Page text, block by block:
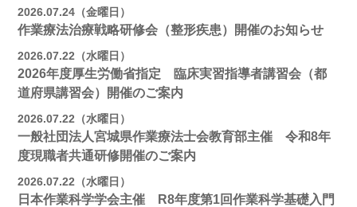
2026.07.24（金曜日）
作業療法治療戦略研修会（整形疾患）開催のお知らせ
2026.07.22（水曜日）
2026年度厚生労働省指定 臨床実習指導者講習会（都
道府県講習会）開催のご案内
2026.07.22（水曜日）
一般社団法人宮城県作業療法士会教育部主催 令和8年
度現職者共通研修開催のご案内
2026.07.22（水曜日）
日本作業科学学会主催 R8年度第1回作業科学基礎入門